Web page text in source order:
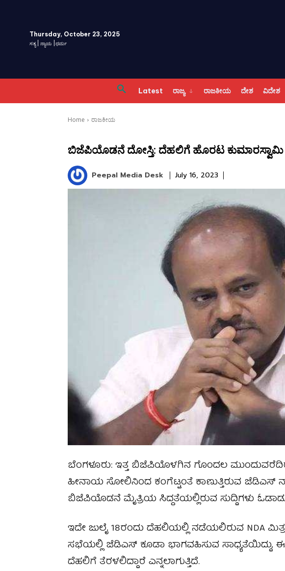
Thursday, October 23, 2025
ಸತ್ಯ | ನ್ಯಾಯ |ಧರ್ಮ
Latest ರಾಜ್ಯ ರಾಜಕೀಯ ದೇಶ ವಿದೇಶ
Home ರಾಜಕೀಯ
ಬಿಜೆಪಿಯೊಡನೆ ದೋಸ್ತಿ: ದೆಹಲಿಗೆ ಹೊರಟ ಕುಮಾರಸ್ವಾಮಿ
Peepal Media Desk July 16, 2023
ಬೆಂಗಳೂರು: ಇತ್ತ ಬಿಜೆಪಿಯೊಳಗಿನ ಗೊಂದಲ
ಹೀನಾಯ ಸೋಲಿನಿಂದ ಕಂಗೆಟ್ಟಂತೆ ಕಾಣುತ್ತಿರುವ ಜೆಡಿಎಸ್‌
ಬಿಜೆಪಿಯೊಡನೆ ಮೈತ್ರಿಯ ಸಿದ್ಧತೆಯಲ್ಲಿರುವ ಸುದ್ದಿಗಳು
ಇದೇ ಜುಲೈ 18ರಂದು ದೆಹಲಿಯಲ್ಲಿ ನಡೆಯಲಿರುವ NDA
ಸಭೆಯಲ್ಲಿ ಜೆಡಿಎಸ್‌ ಕೂಡಾ ಭಾಗವಹಿಸುವ ಸಾಧ್ಯತೆಯಿದ್ದು, ಈ
ದೆಹಲಿಗೆ ತೆರಳಲಿದ್ದಾರೆ ಎನ್ನಲಾಗುತ್ತಿದೆ.